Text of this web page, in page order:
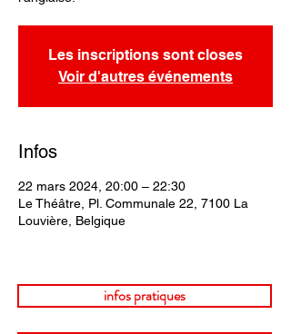
Les inscriptions sont closes
Voir d'autres événements
Infos
22 mars 2024, 20:00 – 22:30
Le Théâtre, Pl. Communale 22, 7100 La
Louvière, Belgique
infos pratiques